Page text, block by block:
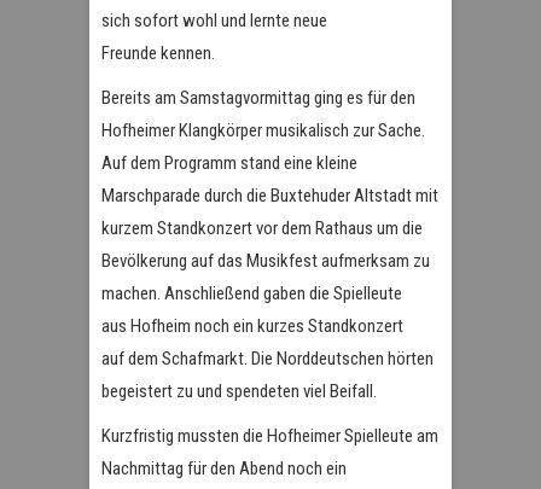
sich sofort wohl und lernte neue
Freunde kennen.
Bereits am Samstagvormittag ging es für den
Hofheimer Klangkörper musikalisch zur Sache.
Auf dem Programm stand eine kleine
Marschparade durch die Buxtehuder Altstadt mit
kurzem Standkonzert vor dem Rathaus um die
Bevölkerung auf das Musikfest aufmerksam zu
machen. Anschließend gaben die Spielleute
aus Hofheim noch ein kurzes Standkonzert
auf dem Schafmarkt. Die Norddeutschen hörten
begeistert zu und spendeten viel Beifall.
Kurzfristig mussten die Hofheimer Spielleute am
Nachmittag für den Abend noch ein